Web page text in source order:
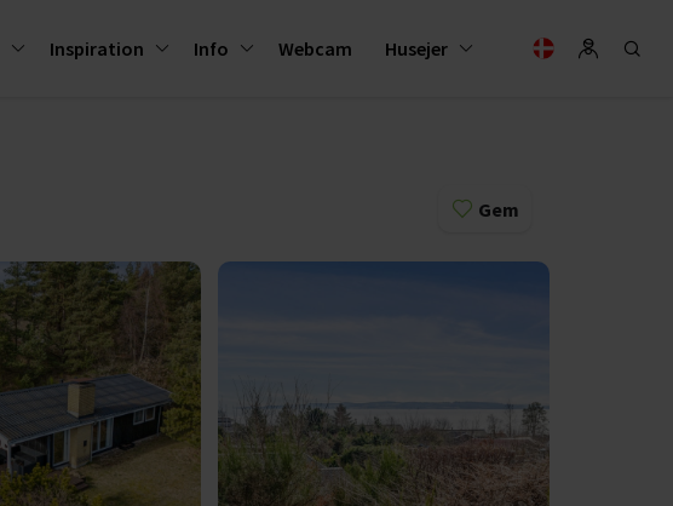
Inspiration Info Webcam Husejer
Gem